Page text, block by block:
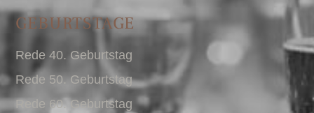
GEBURTSTAGE
Rede 40. Geburtstag
Rede 50. Geburtstag
Rede 60. Geburtstag